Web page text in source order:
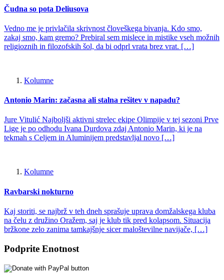
Čudna so pota Deliusova
Vedno me je privlačila skrivnost človeškega bivanja. Kdo smo,
zakaj smo, kam gremo? Prebiral sem mislece in mistike vseh možnih
religioznih in filozofskih šol, da bi odprl vrata brez vrat. […]
Kolumne
Antonio Marin: začasna ali stalna rešitev v napadu?
Jure Vitulić Najboljši aktivni strelec ekipe Olimpije v tej sezoni Prve
Lige je po odhodu Ivana Durdova zdaj Antonio Marin, ki je na
tekmah s Celjem in Aluminijem predstavljal novo […]
Kolumne
Ravbarski nokturno
Kaj storiti, se najbrž v teh dneh sprašuje uprava domžalskega kluba
na čelu z družino Oražem, saj je klub tik pred kolapsom. Situacija
bržkone zelo zanima tamkajšnje sicer maloštevilne navijače, […]
Podprite Enotnost